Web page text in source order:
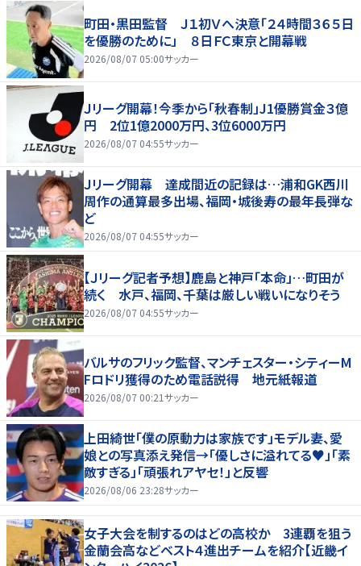
町田・黒田監督 Ｊ１初Ｖへ決意「２４時間３６５日
を優勝のために」 ８日ＦＣ東京と開幕戦
2026/08/07 05:00サッカー
Ｊリーグ開幕！今季から「秋春制」J1優勝賞金３億
円 2位1億2000万円、3位6000万円
2026/08/07 04:55サッカー
Ｊリーグ開幕 達成間近の記録は…浦和GK西川
周作の通算最多出場、福岡・城後寿の最年長弾な
ど
2026/08/07 04:55サッカー
【Ｊリーグ記者予想】鹿島と神戸「本命」…町田が
続く 水戸、福岡、千葉は厳しい戦いになりそう
2026/08/07 04:55サッカー
バルサのフリック監督、マンチェスター・シティーM
Fロドリ獲得のため電話説得 地元紙報道
2026/08/07 00:21サッカー
上田綺世「僕の原動力は家族です」モデル妻、愛
娘との写真添え発信→「優しさに溢れてる♥」「素
敵すぎる」「頑張れアヤセ！」と反響
2026/08/06 23:28サッカー
女子大会を制するのはどの高校か 3連覇を狙う
金蘭会高などベスト４進出チームを紹介【近畿イ